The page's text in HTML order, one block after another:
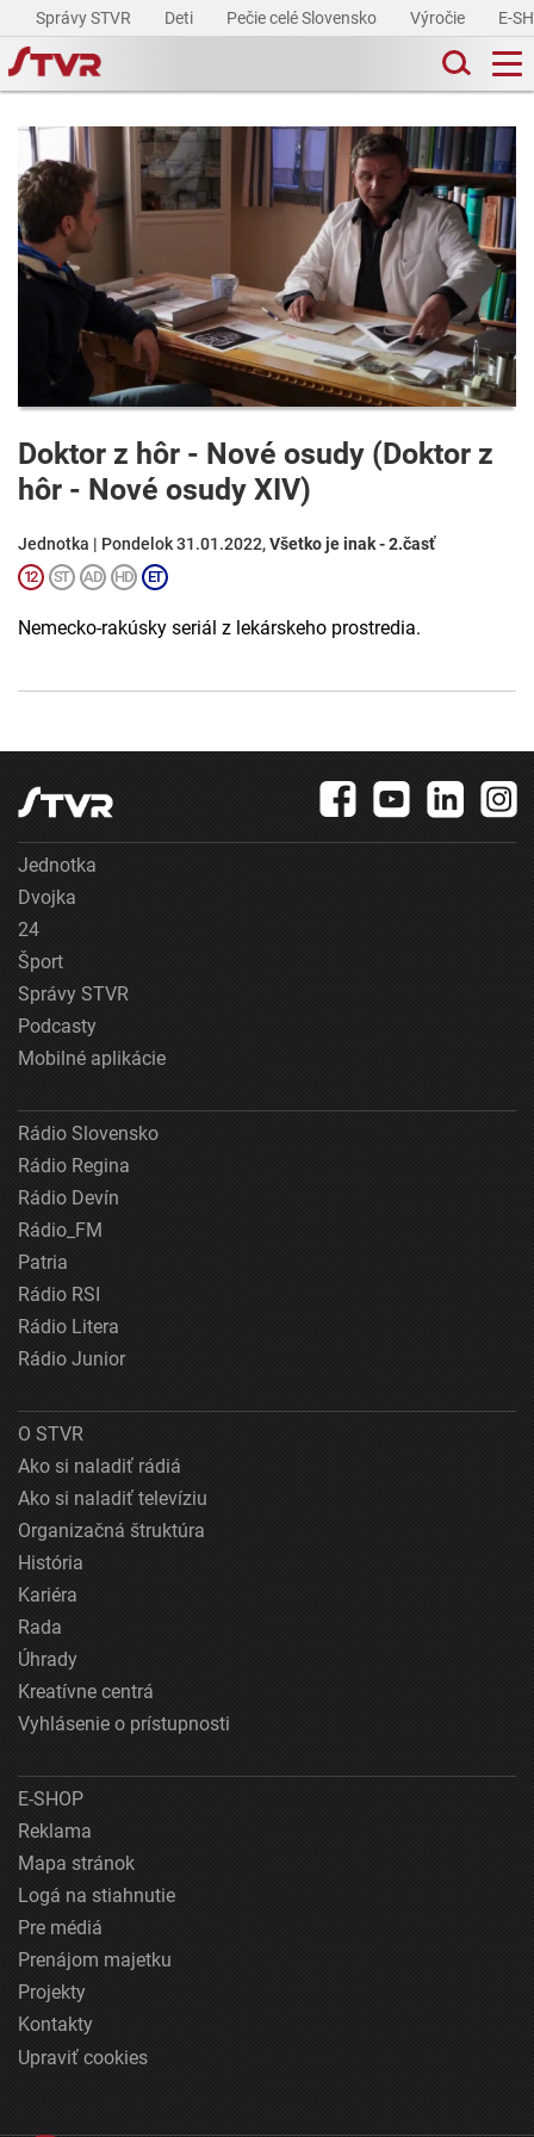
Správy STVR Deti Pečie celé Slovensko Výročie E-
Doktor z hôr - Nové osudy (Doktor z
hôr - Nové osudy XIV)
Jednotka | Pondelok 31.01.2022,Všetko je inak - 2.časť
Nemecko-rakúsky seriál z lekárskeho prostredia.
Jednotka
Dvojka
24
Šport
Správy STVR
Podcasty
Mobilné aplikácie
Rádio Slovensko
Rádio Regina
Rádio Devín
Rádio_FM
Patria
Rádio RSI
Rádio Litera
Rádio Junior
O STVR
Ako si naladiť rádiá
Ako si naladiť televíziu
Organizačná štruktúra
História
Kariéra
Rada
Úhrady
Kreatívne centrá
Vyhlásenie o prístupnosti
E-SHOP
Reklama
Mapa stránok
Logá na stiahnutie
Pre médiá
Prenájom majetku
Projekty
Kontakty
Upraviť cookies